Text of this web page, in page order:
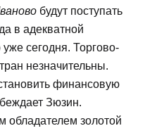
будут поступать
в адекватной
сегодня. Торгово-
незначительны.
финансовую
Зюзин.
обладателем золотой